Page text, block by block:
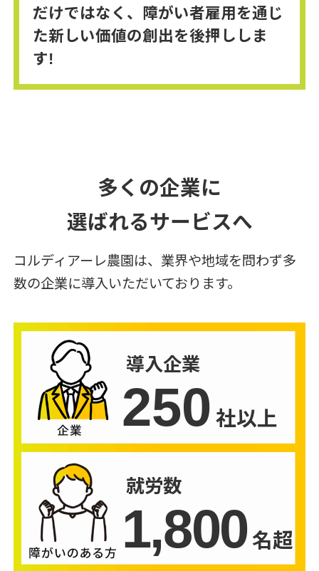
だけではなく、障がい者雇用を通じ
た新しい価値の創出を後押ししま
す!
多くの企業に
選ばれるサービスへ
コルディアーレ農園は、業界や地域を問わず多
数の企業に導入いただいております。
導入企業
250 社以上
就労数
1,800 名超